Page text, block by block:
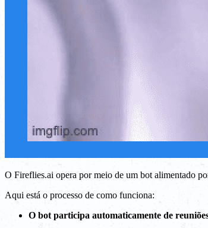
O Fireflies.ai opera por meio de um bot alimentado
Aqui está o processo de como funciona:
O bot participa automaticamente de